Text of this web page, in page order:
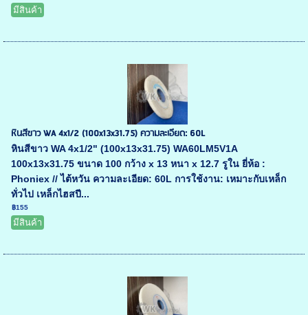
มีสินค้า
หินสีขาว WA 4x1/2 (100x13x31.75) ความละเอียด: 60L
หินสีขาว WA 4x1/2" (100x13x31.75) WA60LM5V1A
100x13x31.75 ขนาด 100 กว้าง x 13 หนา x 12.7 รูใน ยี่ห้อ :
Phoniex // ไต้หวัน ความละเอียด: 60L การใช้งาน: เหมาะกับเหล็ก
ทั่วไป เหล็กไฮสปี...
฿155
มีสินค้า